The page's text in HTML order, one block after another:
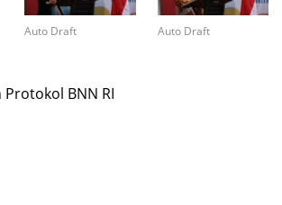
Auto Draft Auto Draft
BNN RI